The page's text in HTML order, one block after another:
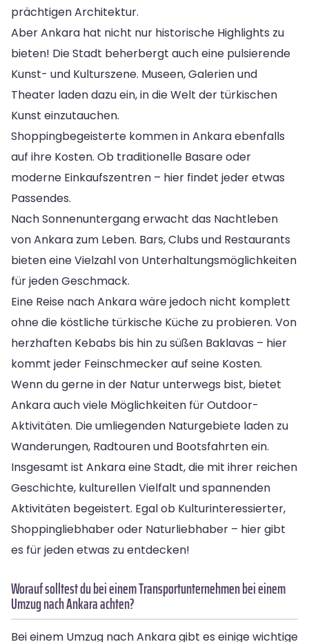
prächtigen Architektur.
Aber Ankara hat nicht nur historische Highlights zu
bieten! Die Stadt beherbergt auch eine pulsierende
Kunst- und Kulturszene. Museen, Galerien und
Theater laden dazu ein, in die Welt der türkischen
Kunst einzutauchen.
Shoppingbegeisterte kommen in Ankara ebenfalls
auf ihre Kosten. Ob traditionelle Basare oder
moderne Einkaufszentren – hier findet jeder etwas
Passendes.
Nach Sonnenuntergang erwacht das Nachtleben
von Ankara zum Leben. Bars, Clubs und Restaurants
bieten eine Vielzahl von Unterhaltungsmöglichkeiten
für jeden Geschmack.
Eine Reise nach Ankara wäre jedoch nicht komplett
ohne die köstliche türkische Küche zu probieren. Von
herzhaften Kebabs bis hin zu süßen Baklavas – hier
kommt jeder Feinschmecker auf seine Kosten.
Wenn du gerne in der Natur unterwegs bist, bietet
Ankara auch viele Möglichkeiten für Outdoor-
Aktivitäten. Die umliegenden Naturgebiete laden zu
Wanderungen, Radtouren und Bootsfahrten ein.
Insgesamt ist Ankara eine Stadt, die mit ihrer reichen
Geschichte, kulturellen Vielfalt und spannenden
Aktivitäten begeistert. Egal ob Kulturinteressierter,
Shoppingliebhaber oder Naturliebhaber – hier gibt
es für jeden etwas zu entdecken!
Worauf solltest du bei einem Transportunternehmen bei einem
Umzug nach Ankara achten?
Bei einem Umzug nach Ankara gibt es einige wichtige